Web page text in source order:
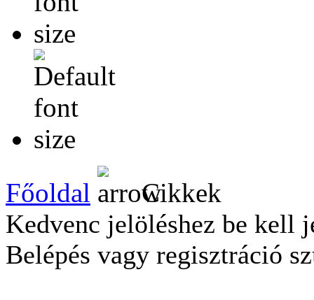
Főoldal Cikkek
Kedvenc jelöléshez be kell
Belépés vagy regisztráció